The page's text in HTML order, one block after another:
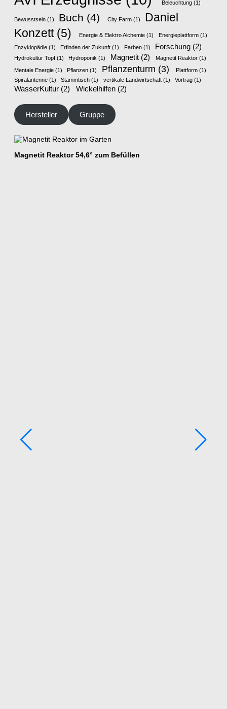
Beleuchtung(1)
Bewusstsein (1) Buch (4) City Farm(1)
Daniel
Konzett(5) Energie & Elektro Alchemie (1) Energieplattform(1)
Enzyklopädie (1) Erfinden der Zukunft (1) Farben(1) Forschung(2)
Hydrokultur Topf (1) Hydroponik (1) Magnetit(2) Magnetit Reaktor (1)
Mentale Energie (1) Pflanzen (1) Pflanzenturm (3) Plattform(1)
Spiralantenne (1) Stammtisch (1) vertikale Landwirtschaft(1) Vortrag(1)
WasserKultur (2) Wickelhilfen(2)
Hersteller Gruppe
Magnetit Reaktor 54,6° zum Befüllen